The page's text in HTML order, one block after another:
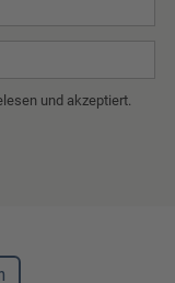
und akzeptiert.